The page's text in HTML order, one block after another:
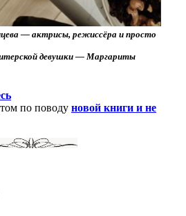
— актрисы, режиссёра и просто
девушки — Маргариты
по поводу новой книги и не